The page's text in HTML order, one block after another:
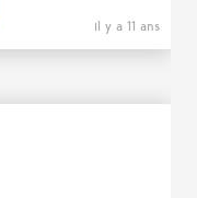
il y a 11 ans